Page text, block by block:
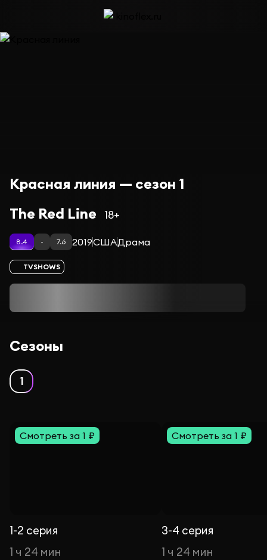
Красная линия — сезон 1
The Red Line
18+
8.4 - 7.6 2019СШАДрама
TVSHOWS
Сезоны
1
Смотреть за 1 ₽
1-2 серия
1 ч 24 мин
Смотреть за 1 ₽
3-4 серия
1 ч 24 мин